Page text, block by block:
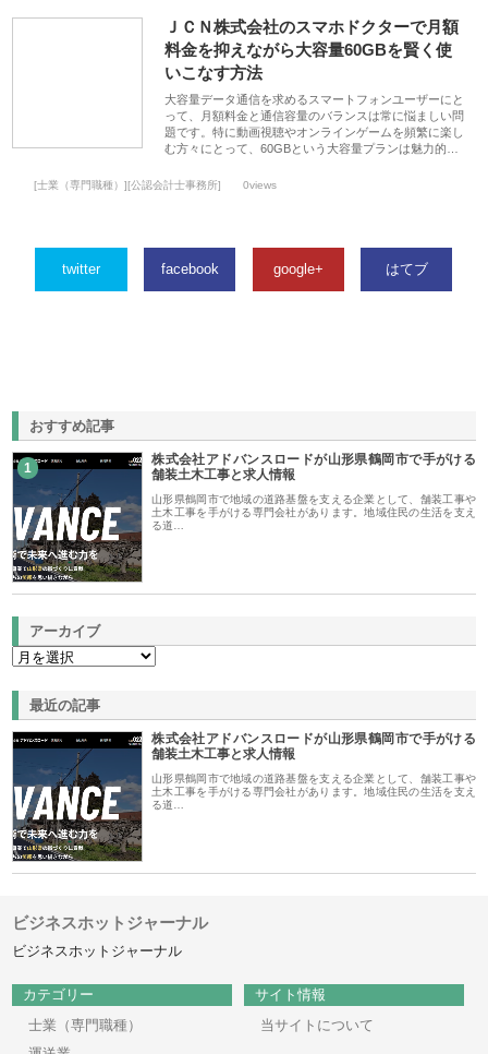
ＪＣＮ株式会社のスマホドクターで月額
料金を抑えながら大容量60GBを賢く使
いこなす方法
大容量データ通信を求めるスマートフォンユーザーにと
って、月額料金と通信容量のバランスは常に悩ましい問
題です。特に動画視聴やオンラインゲームを頻繁に楽し
む方々にとって、60GBという大容量プランは魅力的…
[士業（専門職種）][公認会計士事務所] 0views
twitter facebook google+ はてブ
おすすめ記事
1
株式会社アドバンスロードが山形県鶴岡市で手がける
舗装土木工事と求人情報
山形県鶴岡市で地域の道路基盤を支える企業として、舗装工事や
土木工事を手がける専門会社があります。地域住民の生活を支え
る道…
アーカイブ
最近の記事
株式会社アドバンスロードが山形県鶴岡市で手がける
舗装土木工事と求人情報
山形県鶴岡市で地域の道路基盤を支える企業として、舗装工事や
土木工事を手がける専門会社があります。地域住民の生活を支え
る道…
ビジネスホットジャーナル
ビジネスホットジャーナル
カテゴリー
士業（専門職種）
サイト情報
当サイトについて